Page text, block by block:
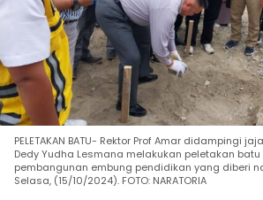
PELETAKAN BATU- Rektor Prof Amar didampingi
Dedy Yudha Lesmana melakukan peletakan
pembangunan embung pendidikan yang diberi
Selasa, (15/10/2024). FOTO: NARATORIA